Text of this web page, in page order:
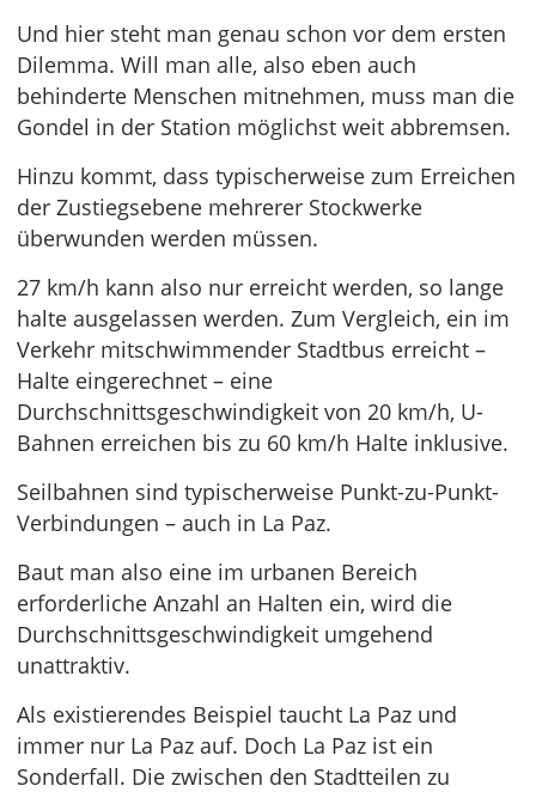
Und hier steht man genau schon vor dem ersten
Dilemma. Will man alle, also eben auch
behinderte Menschen mitnehmen, muss man die
Gondel in der Station möglichst weit abbremsen.
Hinzu kommt, dass typischerweise zum Erreichen
der Zustiegsebene mehrerer Stockwerke
überwunden werden müssen.
27 km/h kann also nur erreicht werden, so lange
halte ausgelassen werden. Zum Vergleich, ein im
Verkehr mitschwimmender Stadtbus erreicht –
Halte eingerechnet – eine
Durchschnittsgeschwindigkeit von 20 km/h, U-
Bahnen erreichen bis zu 60 km/h Halte inklusive.
Seilbahnen sind typischerweise Punkt-zu-Punkt-
Verbindungen – auch in La Paz.
Baut man also eine im urbanen Bereich
erforderliche Anzahl an Halten ein, wird die
Durchschnittsgeschwindigkeit umgehend
unattraktiv.
Als existierendes Beispiel taucht La Paz und
immer nur La Paz auf. Doch La Paz ist ein
Sonderfall. Die zwischen den Stadtteilen zu